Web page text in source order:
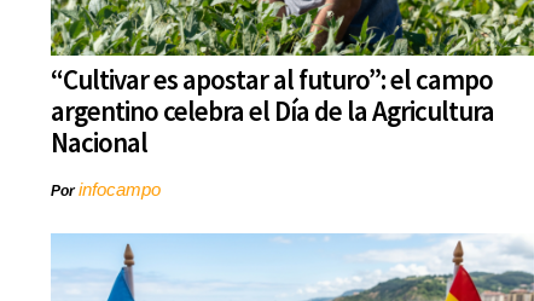
“Cultivar es apostar al futuro”: el campo
argentino celebra el Día de la Agricultura
Nacional
Porinfocampo